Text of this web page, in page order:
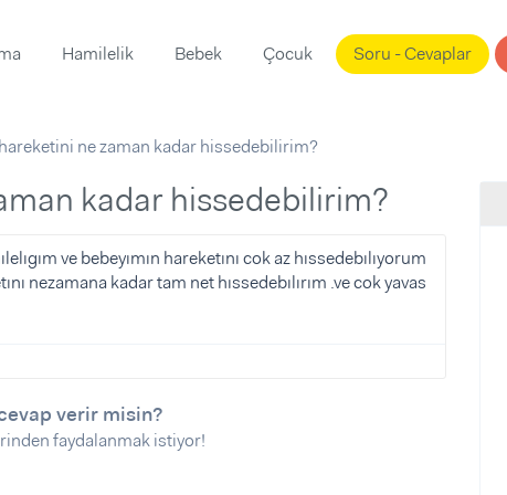
Hamilelik Bebek Çocuk Soru - Cevaplar
ne zaman kadar hissedebilirim?
kadar hissedebilirim?
ve bebeyımın hareketını cok az hıssedebılıyorum
nezamana kadar tam net hıssedebılırım .ve cok yavas
verir misin?
faydalanmak istiyor!